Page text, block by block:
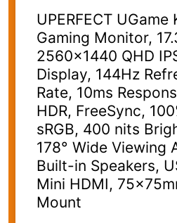
UPERFECT UGame
Gaming Monitor,
2560×1440 QHD
Display, 144Hz
Rate, 10ms
HDR, FreeSync,
sRGB, 400 nits
178° Wide Viewing
Built-in Speakers,
Mini HDMI,
Mount